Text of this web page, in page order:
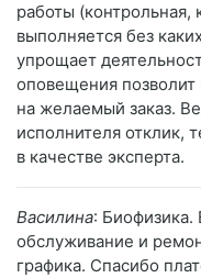
работы (контрольная,
выполняется без
упрощает
оповещения позволит
на желаемый заказ.
исполнителя отклик,
в качестве эксперта.
Василина: Биофизика.
обслуживание и
графика. Спасибо